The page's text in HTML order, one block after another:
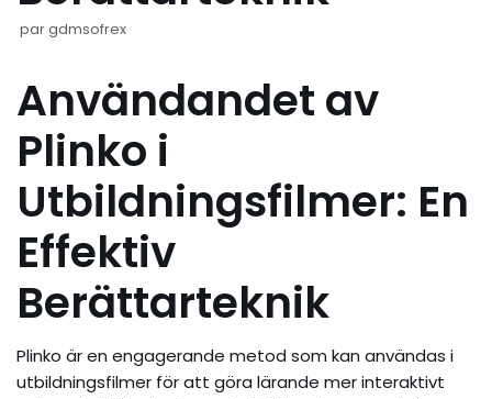
pargdmsofrex
Användandet av
Plinko i
Utbildningsfilmer: En
Effektiv
Berättarteknik
Plinko är en engagerande metod som kan användas i
utbildningsfilmer för att göra lärande mer interaktivt